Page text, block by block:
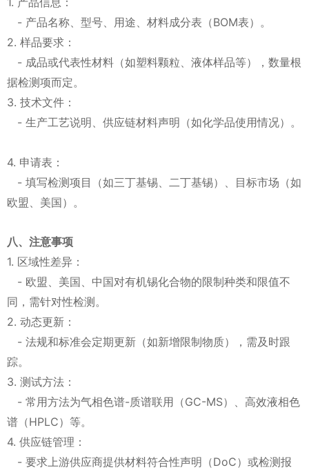
- 产品名称、型号、用途、材料成分表（BOM表）。
2. 样品要求：
- 成品或代表性材料（如塑料颗粒、液体样品等），数量根
据检测项而定。
3. 技术文件：
- 生产工艺说明、供应链材料声明（如化学品使用情况）。
4. 申请表：
- 填写检测项目（如三丁基锡、二丁基锡）、目标市场（如
欧盟、美国）。
八、注意事项
1. 区域性差异：
- 欧盟、美国、中国对有机锡化合物的限制种类和限值不
同，需针对性检测。
2. 动态更新：
- 法规和标准会定期更新（如新增限制物质），需及时跟
踪。
3. 测试方法：
- 常用方法为气相色谱-质谱联用（GC-MS）、高效液相色
谱（HPLC）等。
4. 供应链管理：
- 要求上游供应商提供材料符合性声明（DoC）或检测报